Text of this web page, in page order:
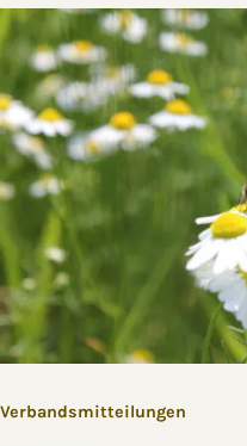
Verbandsmitteilungen